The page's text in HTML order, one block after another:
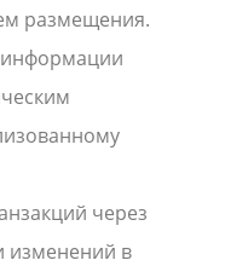
размещения.
информации
через
изменений в